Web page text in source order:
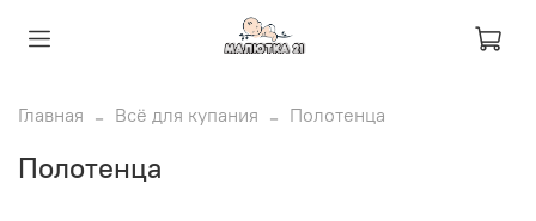
Главная Всё для купания Полотенца
Полотенца